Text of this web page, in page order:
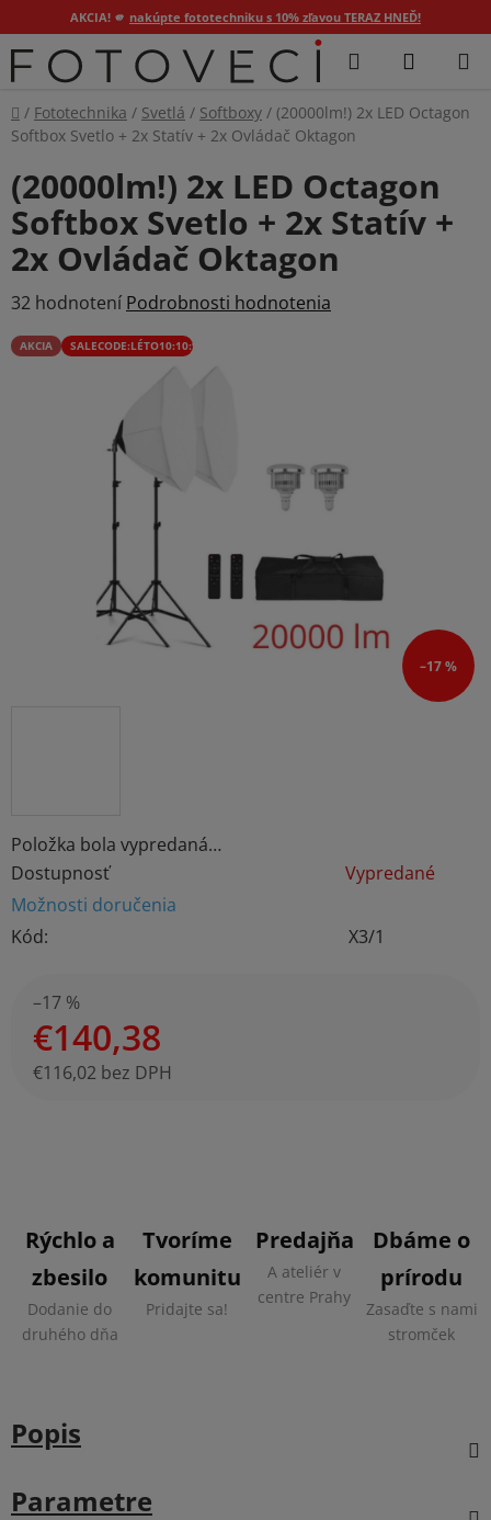
AKCIA! 🫵 nakúpte fototechniku s 10% zľavou TERAZ HNEĎ!
Prejsť
na
Hľadať
Domov
/ Fototechnika / Svetlá / Softboxy / (20000lm!) 2x LED Octagon
Softbox Svetlo + 2x Statív + 2x Ovládač Oktagon
Položka bola vypredaná…
Dostupnosť
Vypredané
Možnosti doručenia
Kód:
X3/1
–17 %
€140,38
€116,02 bez DPH
(20000lm!) 2x LED Octagon
Softbox Svetlo + 2x Statív +
2x Ovládač Oktagon
Priemerné
hodnotenie
produktu
32 hodnotení Podrobnosti hodnotenia
AKCIA SALECODE:LÉTO10:10:%
–17 %
Rýchlo a
zbesilo
Dodanie do
druhého dňa
Tvoríme
komunitu
Pridajte sa!
Predajňa
A ateliér v
centre Prahy
Dbáme o
prírodu
Zasaďte s nami
stromček
Popis
Parametre